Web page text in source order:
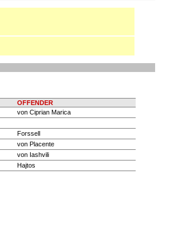
OFFENDER
von Ciprian Marica
Forssell
von Placente
von Iashvili
Hajtos